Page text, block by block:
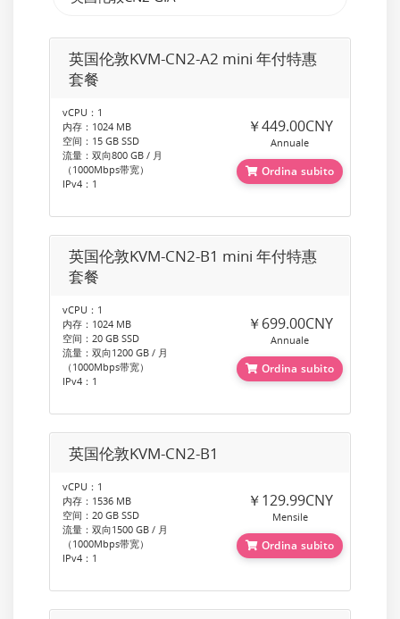
英国伦敦KVM-CN2-A2 mini 年付特惠
套餐
vCPU：1
内存：1024 MB
空间：15 GB SSD
流量：双向800 GB / 月
（1000Mbps带宽）
IPv4：1
￥449.00CNY
Annuale
Ordina subito
英国伦敦KVM-CN2-B1 mini 年付特惠
套餐
vCPU：1
内存：1024 MB
空间：20 GB SSD
流量：双向1200 GB / 月
（1000Mbps带宽）
IPv4：1
￥699.00CNY
Annuale
Ordina subito
英国伦敦KVM-CN2-B1
vCPU：1
内存：1536 MB
空间：20 GB SSD
流量：双向1500 GB / 月
（1000Mbps带宽）
IPv4：1
￥129.99CNY
Mensile
Ordina subito